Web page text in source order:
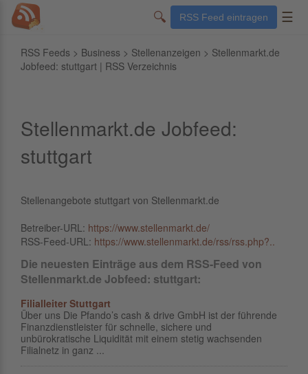
🔍 RSS Feed eintragen ☰
RSS Feeds > Business > Stellenanzeigen > Stellenmarkt.de
Jobfeed: stuttgart | RSS Verzeichnis
Stellenmarkt.de Jobfeed:
stuttgart
Stellenangebote stuttgart von Stellenmarkt.de
Betreiber-URL: https://www.stellenmarkt.de/
RSS-Feed-URL: https://www.stellenmarkt.de/rss/rss.php?..
Die neuesten Einträge aus dem RSS-Feed von
Stellenmarkt.de Jobfeed: stuttgart:
Filialleiter Stuttgart
Über uns Die Pfando’s cash & drive GmbH ist der führende
Finanzdienstleister für schnelle, sichere und
unbürokratische Liquidität mit einem stetig wachsenden
Filialnetz in ganz ...